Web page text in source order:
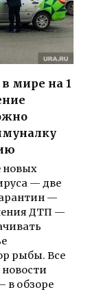
мире на 1
новых
— две
—
ДТП —
рыбы. Все
в обзоре